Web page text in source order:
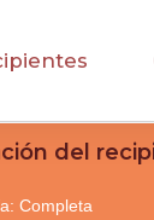
del
Completa